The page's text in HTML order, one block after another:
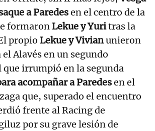
a Paredesen el centro de la
formaronLekue y Yuritras la
propio Lekue y Vivianunieron
Alavés en un segundo
que irrumpió en la segunda
acompañar a Paredesen el
que, superado el encuentro
frente al Racing de
por su grave lesión de